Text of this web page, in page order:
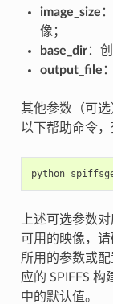
image_size
像；
base_dir：
output_file
其他参数（可
以下帮助命令
python
上述可选参数
可用的映像，
所用的参数或
应的 SPIFFS
中的默认值。